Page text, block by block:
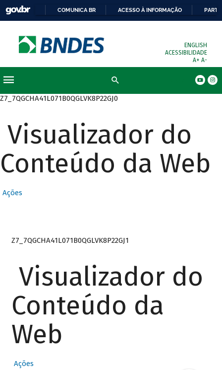
COMUNICA BR ACESSO À INFORMAÇÃO
ENGLISH
ACESSIBILIDADE
A+ A-
Z7_7QGCHA41L071B0QGLVK8P22GJ0
Visualizador do
Conteúdo da Web
Ações
Z7_7QGCHA41L071B0QGLVK8P22GJ1
Visualizador do
Conteúdo da
Web
Ações